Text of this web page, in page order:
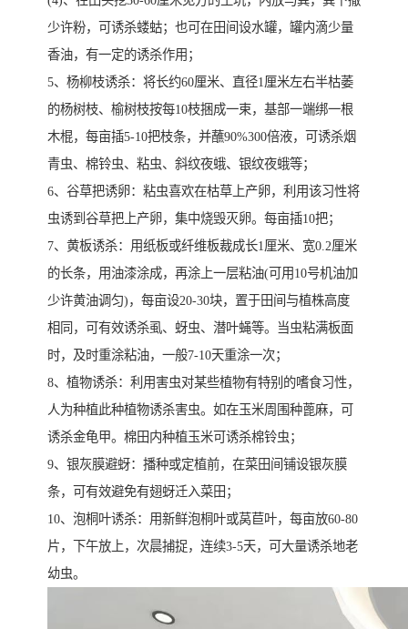
少许粉，可诱杀蝼蛄；也可在田间设水罐，罐内滴少量
香油，有一定的诱杀作用；
5、杨柳枝诱杀：将长约60厘米、直径1厘米左右半枯萎
的杨树枝、榆树枝按每10枝捆成一束，基部一端绑一根
木棍，每亩插5-10把枝条，并蘸90%300倍液，可诱杀烟
青虫、棉铃虫、粘虫、斜纹夜蛾、银纹夜蛾等；
6、谷草把诱卵：粘虫喜欢在枯草上产卵，利用该习性将
虫诱到谷草把上产卵，集中烧毁灭卵。每亩插10把；
7、黄板诱杀：用纸板或纤维板裁成长1厘米、宽0.2厘米
的长条，用油漆涂成，再涂上一层粘油(可用10号机油加
少许黄油调匀)，每亩设20-30块，置于田间与植株高度
相同，可有效诱杀虱、蚜虫、潜叶蝇等。当虫粘满板面
时，及时重涂粘油，一般7-10天重涂一次；
8、植物诱杀：利用害虫对某些植物有特别的嗜食习性，
人为种植此种植物诱杀害虫。如在玉米周围种蓖麻，可
诱杀金龟甲。棉田内种植玉米可诱杀棉铃虫；
9、银灰膜避蚜：播种或定植前，在菜田间铺设银灰膜
条，可有效避免有翅蚜迁入菜田；
10、泡桐叶诱杀：用新鲜泡桐叶或莴苣叶，每亩放60-80
片，下午放上，次晨捕捉，连续3-5天，可大量诱杀地老
幼虫。